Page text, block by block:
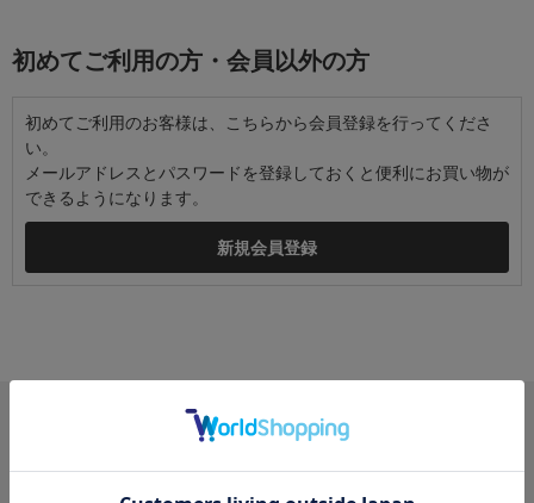
初めてご利用の方・会員以外の方
初めてご利用のお客様は、こちらから会員登録を行ってくださ
い。
メールアドレスとパスワードを登録しておくと便利にお買い物が
できるようになります。